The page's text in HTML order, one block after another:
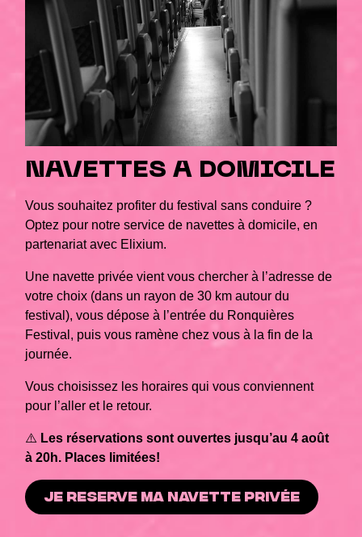
NAVETTES A DOMICILE
Vous souhaitez profiter du festival sans conduire ?
Optez pour notre service de navettes à domicile, en
partenariat avec Elixium.
Une navette privée vient vous chercher à l’adresse de
votre choix (dans un rayon de 30 km autour du
festival), vous dépose à l’entrée du Ronquières
Festival, puis vous ramène chez vous à la fin de la
journée.
Vous choisissez les horaires qui vous conviennent
pour l’aller et le retour.
⚠️ Les réservations sont ouvertes jusqu’au 4 août
à 20h. Places limitées!
JE RESERVE MA NAVETTE PRIVÉE